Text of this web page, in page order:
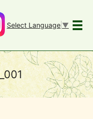
メ
Select Language ▼